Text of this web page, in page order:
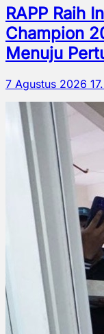
RAPP Raih
Champion
Menuju
7 Agustus 2026